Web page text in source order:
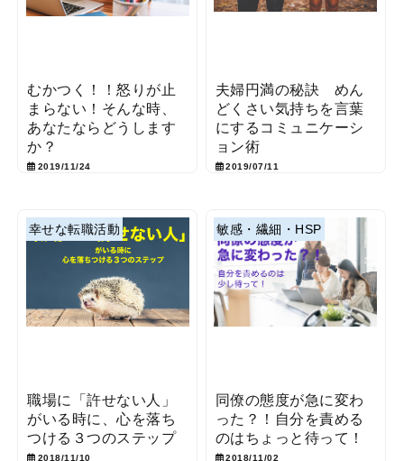
むかつく！！怒りが止
まらない！そんな時、
あなたならどうします
か？
2019/11/24
夫婦円満の秘訣 めん
どくさい気持ちを言葉
にするコミュニケーシ
ョン術
2019/07/11
幸せな転職活動
職場に「許せない人」
がいる時に、心を落ち
つける３つのステップ
2018/11/10
敏感・繊細・HSP
同僚の態度が急に変わ
った？！自分を責める
のはちょっと待って！
2018/11/02